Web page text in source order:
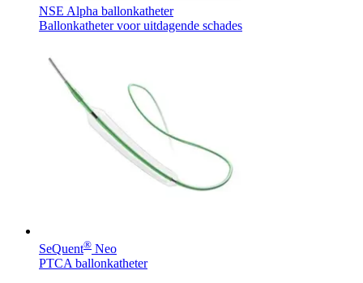
NSE Alpha ballonkatheter
Ballonkatheter voor uitdagende schades
SeQuent® Neo
PTCA ballonkatheter